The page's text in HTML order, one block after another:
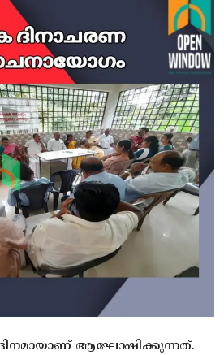
ആഘോഷിക്കുന്നത്.